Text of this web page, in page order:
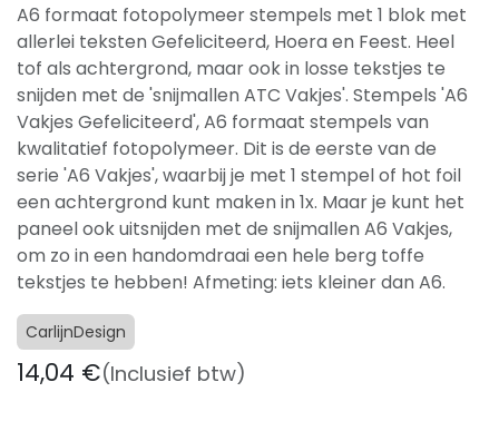
A6 formaat fotopolymeer stempels met 1 blok met
allerlei teksten Gefeliciteerd, Hoera en Feest. Heel
tof als achtergrond, maar ook in losse tekstjes te
snijden met de 'snijmallen ATC Vakjes'. Stempels 'A6
Vakjes Gefeliciteerd', A6 formaat stempels van
kwalitatief fotopolymeer. Dit is de eerste van de
serie 'A6 Vakjes', waarbij je met 1 stempel of hot foil
een achtergrond kunt maken in 1x. Maar je kunt het
paneel ook uitsnijden met de snijmallen A6 Vakjes,
om zo in een handomdraai een hele berg toffe
tekstjes te hebben! Afmeting: iets kleiner dan A6.
CarlijnDesign
14,04 €(Inclusief btw)